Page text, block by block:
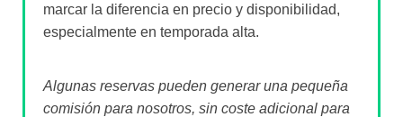
marcar la diferencia en precio y disponibilidad,
especialmente en temporada alta.
Algunas reservas pueden generar una pequeña
comisión para nosotros, sin coste adicional para